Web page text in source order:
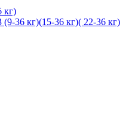
кг)
36 кг)(15-36 кг)( 22-36 кг)